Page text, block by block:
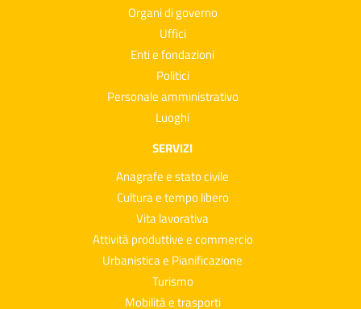
Organi di governo
Uffici
Enti e fondazioni
Politici
Personale amministrativo
Luoghi
SERVIZI
Anagrafe e stato civile
Cultura e tempo libero
Vita lavorativa
Attività produttive e commercio
Urbanistica e Pianificazione
Turismo
Mobilità e trasporti